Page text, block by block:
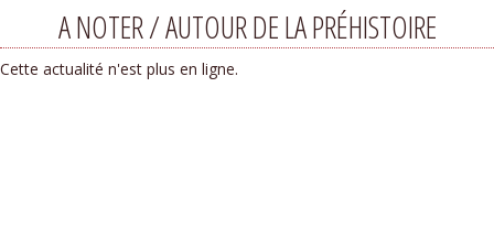
A NOTER / AUTOUR DE LA PRÉHISTOIRE
Cette actualité n'est plus en ligne.